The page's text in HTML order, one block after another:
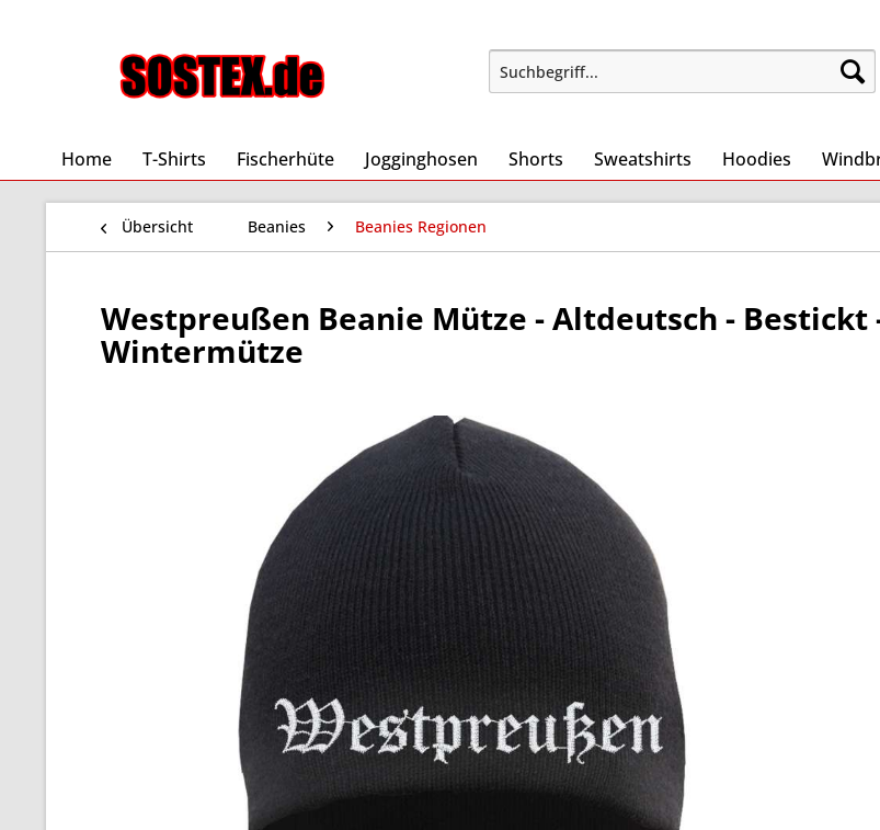
Home T-Shirts Fischerhüte Jogginghosen Shorts Sweatshirts Hoodies
Übersicht Beanies Beanies Regionen
Westpreußen Beanie Mütze - Altdeutsch - Bestickt
Wintermütze